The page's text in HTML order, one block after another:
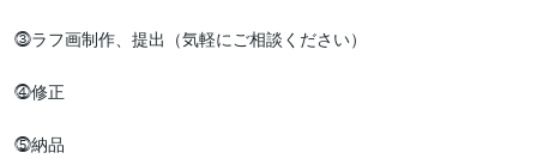
⓷ラフ画制作、提出（気軽にご相談ください）
⓸修正
⓹納品